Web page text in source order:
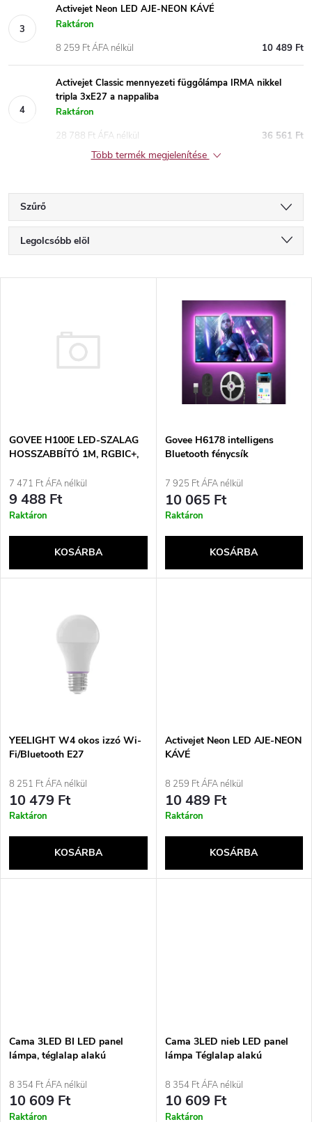
Activejet Neon LED AJE-NEON KÁVÉ
Raktáron
10 489 Ft
8 259 Ft ÁFA nélkül
Activejet Classic mennyezeti függőlámpa IRMA nikkel
tripla 3xE27 a nappaliba
Raktáron
36 561 Ft
28 788 Ft ÁFA nélkül
Több termék megjelenítése
Szűrő
T
e
e
k
r
n
é
s
e
Legolcsóbb elöl
é
k
e
k
l
j
a
GOVEE H100E LED-SZALAG
HOSSZABBÍTÓ 1M, RGBIC+,
7 471 Ft ÁFA nélkül
9 488 Ft
Raktáron
KOSÁRBA
Govee H6178 intelligens
Bluetooth fénycsík
7 925 Ft ÁFA nélkül
10 065 Ft
Raktáron
KOSÁRBA
YEELIGHT W4 okos izzó Wi-
Fi/Bluetooth E27
(YLQPD-0012) 4 darab
8 251 Ft ÁFA nélkül
10 479 Ft
Raktáron
KOSÁRBA
Activejet Neon LED AJE-NEON
KÁVÉ
8 259 Ft ÁFA nélkül
10 489 Ft
Raktáron
KOSÁRBA
Cama 3LED BI LED panel
lámpa, téglalap alakú
8 354 Ft ÁFA nélkül
10 609 Ft
Raktáron
Cama 3LED nieb LED panel
lámpa Téglalap alakú
8 354 Ft ÁFA nélkül
10 609 Ft
Raktáron